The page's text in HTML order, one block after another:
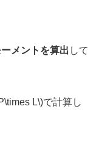
メントを算出 して
L\)で計算し